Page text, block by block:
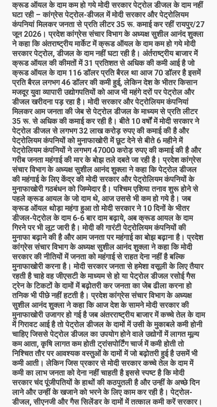
क्रूड ऑयल के दाम कम हो गये मोदी सरकार पेट्रोल डीजल के दाम नहीं
घटा रही – कांग्रेस पेट्रोल-डीजल में मोदी सरकार और पेट्रोलियम
कंपनियां मिलकर जनता से प्रति लीटर 35 रू. कमाई कर रहीं रायपुर/27
जून 2026। प्रदेश कांग्रेस संचार विभाग के अध्यक्ष सुशील आनंद शुक्ला
ने कहा कि अंतराष्ट्रीय मार्केट में क्रूड ऑयल के दाम कम हो गये मोदी
सरकार पेट्रोल, डीजल के दाम नहीं घटा रही है। अंर्तराष्ट्रीय बाजार में
क्रूड ऑयल की कीमतों में 31 प्रतिशत से अधिक की कमी आई है जो
क्रूड ऑयल के दाम 116 डॉलर प्रति बैरल था आज 70 डॉलर है इसमें
प्रति बैरल लगभग 46 डॉलर की कमी हुई, लेकिन देश के भीतर किसान
मजदूर युवा व्यापारी उद्योगपतियों को आज भी महंगे दरों पर पेट्रोल और
डीजल खरीदना पड़ रहा है। मोदी सरकार और पेट्रोलियम कंपनियां
मिलकर आम जनता की जेब से पेट्रोल डीजल के माध्यम से प्रति लीटर
35 रू. से अधिक की कमाई कर रही है। बीते 10 वर्षों में मोदी सरकार ने
पेट्रोल डीजल से लगभग 32 लाख करोड़ रुपए की कमाई की है और
पेट्रोलियम कंपनियों को मुनाफाखोरी में छूट देने से बीते 6 महीने में
पेट्रोलियम कंपनियों ने लगभग 47000 करोड़ रुपए की कमाई की है और
गरीब जनता महंगाई की मार के बोझ तले दबते जा रही है। प्रदेश कांग्रेस
संचार विभाग के अध्यक्ष सुशील आनंद शुक्ला ने कहा कि पेट्रोल डीजल
की महंगाई के लिए केंद्र की मोदी सरकार और पेट्रोलियम कंपनियों के
मुनाफाखोरी गठबंधन को जिम्मेदार है। पश्चिम एशिया तनाव शुरू होने से
पहले क्रूड आयल के जो दाम थे, आज उससे भी कम हो गये है। जब
क्रूड ऑयल थोड़ा महंगा हुआ तो मोदी सरकार ने 10 दिनों के भीतर
डीजल-पेट्रोल के दाम 6-6 बार दाम बढ़ाये, अब क्रूड आयल के दाम
गिरने पर भी लूट जारी है। मोदी की गारंटी पेट्रोलियम कंपनियों की
मुनाफा बढ़ाने की है और आम जनता पर महंगाई का बोझ बढ़ाना है। प्रदेश
कांग्रेस संचार विभाग के अध्यक्ष सुशील आनंद शुक्ला ने कहा कि मोदी
सरकार की नीतियों में जनता को महंगाई से राहत देना नहीं है बल्कि
मुनाफाखोरी करना है। मोदी सरकार जनता से हमेशा वसूली के लिए तैयार
रहती है चाहे वह जीएसटी के माध्यम से हो या पेट्रोल डीजल रसोई गैस
ट्रेन के टिकटों के दामों में बढ़ोतरी कर जनता का जेब ढीला करना हो
तनिक भी पीछे नहीं हटती है। प्रदेश कांग्रेस संचार विभाग के अध्यक्ष
सुशील आनंद शुक्ला ने कहा कि आज देश के सामने मोदी सरकार की
मुनाफाखोरी उजागर हो गई है जब अंतरराष्ट्रीय बाजार में कच्चे तेल के दाम
में गिरावट आई है तो पेट्रोल डीजल के दामों में उसी के मुकाबले कमी होनी
चाहिए जिससे पेट्रोल डीजल का उपयोग होने वाले उद्योगों में लागत मूल्य
कम आता, कृषि लागत कम होती ट्रांसपोर्टिंग चार्ज में कमी होती तो
निश्चित तौर पर आवश्यक वस्तुओं के दामों में जो बढ़ोतरी हुई है उसमें भी
कमी आती। लेकिन जिस प्रकार से मोदी सरकार कच्चे तेल के दाम में
कमी का लाभ जनता को देना नहीं चाहती है इससे स्पष्ट है कि मोदी
सरकार चंद पूंजीपतियों के हाथों की कठपुतली है और उन्हीं के अच्छे दिन
लाने और उन्हीं के खजाने को भरने के लिए काम कर रही है। पेट्रोल-
डीजल, सीएनजी और गैस सिलेंडर के दामों में तत्काल कमी करें सरकार।